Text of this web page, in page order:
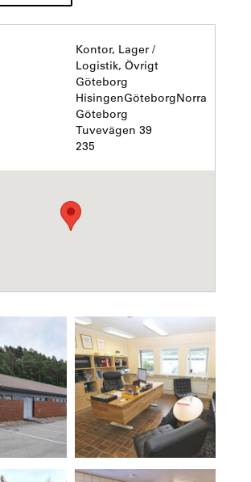
Kontor, Lager /
Logistik, Övrigt
Göteborg
HisingenGöteborgNorra
Göteborg
Tuvevägen 39
235